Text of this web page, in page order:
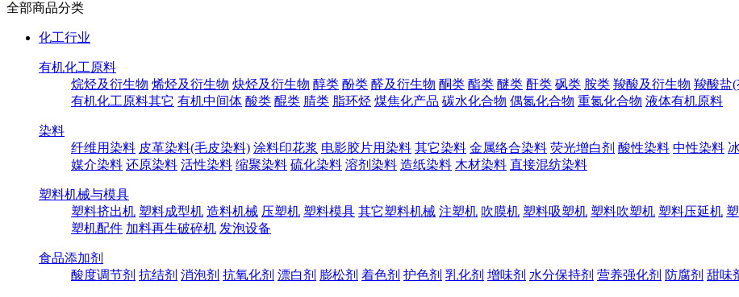
全部商品分类
化工行业
有机化工原料
烷烃及衍生物 烯烃及衍生物 炔烃及衍生物 醇类 酚类 醛及衍生物 酮类 酯类 醚类 酐类 砜类 胺类 羧酸及衍生物 羧酸盐(
有机化工原料其它 有机中间体 酸类 醌类 腈类 脂环烃 煤焦化产品 碳水化合物 偶氮化合物 重氮化合物 液体有机原料
染料
纤维用染料 皮革染料(毛皮染料) 涂料印花浆 电影胶片用染料 其它染料 金属络合染料 荧光增白剂 酸性染料 中性染料
媒介染料 还原染料 活性染料 缩聚染料 硫化染料 溶剂染料 造纸染料 木材染料 直接混纺染料
塑料机械与模具
塑料挤出机 塑料成型机 造料机械 压塑机 塑料模具 其它塑料机械 注塑机 吹膜机 塑料吸塑机 塑料吹塑机 塑料压延机
塑机配件 加料再生破碎机 发泡设备
食品添加剂
酸度调节剂 抗结剂 消泡剂 抗氧化剂 漂白剂 膨松剂 着色剂 护色剂 乳化剂 增味剂 水分保持剂 营养强化剂 防腐剂 甜味